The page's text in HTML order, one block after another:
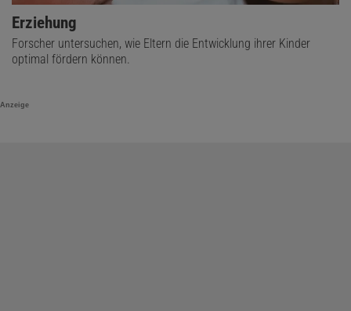
Erziehung
Forscher untersuchen, wie Eltern die Entwicklung ihrer Kinder
optimal fördern können.
Anzeige